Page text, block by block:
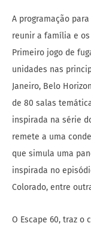
A programação
reunir a família e
Primeiro jogo de
unidades nas
Janeiro, Belo
de 80 salas
inspirada na série
remete a uma
que simula uma
inspirada no
Colorado, entre
O Escape 60, traz o